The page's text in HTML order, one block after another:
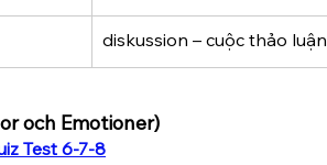
diskussion – cuộc thảo luận
och Emotioner)
Test 6-7-8